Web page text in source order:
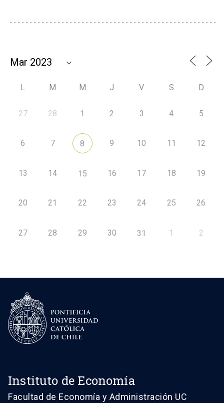
L M M J V S D
27 28 1 2 3 4 5
6 7 8 9 10 11 12
13 14 15 16 17 18 19
20 21 22 23 24 25 26
27 28 29 30 31 1 2
Instituto de Economía
Facultad de Economía y Administración UC